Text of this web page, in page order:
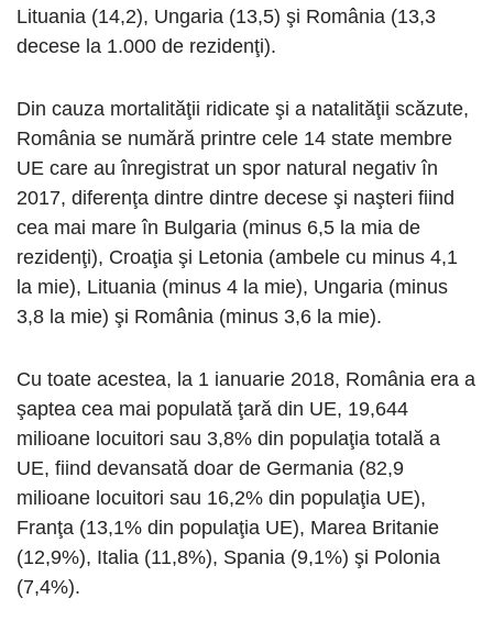
Lituania (14,2), Ungaria (13,5) şi România (13,3
decese la 1.000 de rezidenţi).
Din cauza mortalităţii ridicate şi a natalităţii scăzute,
România se numără printre cele 14 state membre
UE care au înregistrat un spor natural negativ în
2017, diferenţa dintre dintre decese şi naşteri fiind
cea mai mare în Bulgaria (minus 6,5 la mia de
rezidenţi), Croaţia şi Letonia (ambele cu minus 4,1
la mie), Lituania (minus 4 la mie), Ungaria (minus
3,8 la mie) şi România (minus 3,6 la mie).
Cu toate acestea, la 1 ianuarie 2018, România era a
şaptea cea mai populată ţară din UE, 19,644
milioane locuitori sau 3,8% din populaţia totală a
UE, fiind devansată doar de Germania (82,9
milioane locuitori sau 16,2% din populaţia UE),
Franţa (13,1% din populaţia UE), Marea Britanie
(12,9%), Italia (11,8%), Spania (9,1%) şi Polonia
(7,4%).